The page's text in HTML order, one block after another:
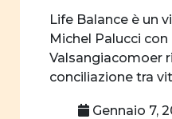
Ruoli
Life Balance è un
Michel Palucci con
Valsangiacomoer
conciliazione tra
Gennaio 7,